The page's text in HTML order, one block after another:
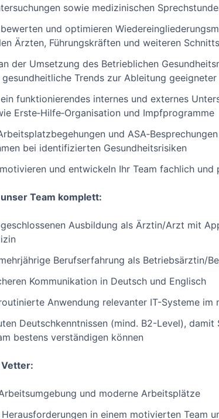
sowie medizinischen
und optimieren
Ärzten, Führungskräften und weiteren
der Umsetzung des Betrieblichen
gesundheitliche Trends zur Ableitung
funktionierendes internes und externes
Erste‑Hilfe‑Organisation und Impfprogramme
und
bei identifizierten Gesundheitsrisiken
und entwickeln Ihr Team fachlich und
Team komplett:
Ausbildung als Ärztin/Arzt mit
Berufserfahrung als Betriebsärztin/
Kommunikation in Deutsch und Englisch
Anwendung relevanter IT-Systeme
Deutschkenntnissen (mind. B2-Level),
bestens verständigen können
und moderne Arbeitsplätze
Herausforderungen in einem motivierten Team